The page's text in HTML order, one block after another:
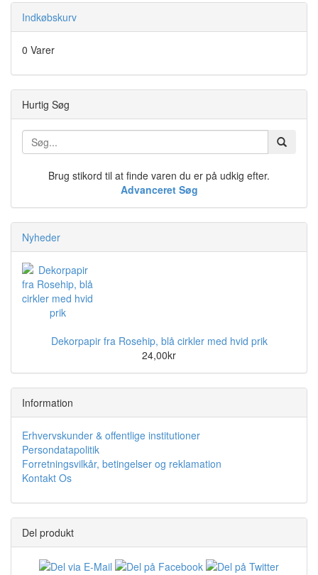
Indkøbskurv
0 Varer
Hurtig Søg
Brug stikord til at finde varen du er på udkig efter.
Advanceret Søg
Nyheder
Dekorpapir fra Rosehip, blå cirkler med hvid prik
24,00kr
Information
Erhvervskunder & offentlige institutioner
Persondatapolitik
Forretningsvilkår, betingelser og reklamation
Kontakt Os
Del produkt